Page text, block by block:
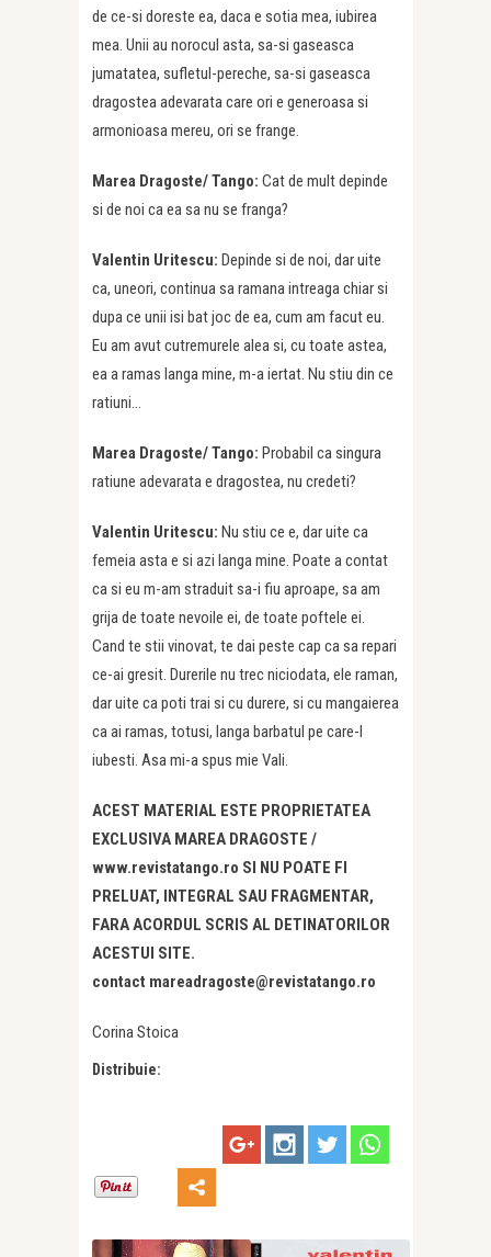
de ce-si doreste ea, daca e sotia mea, iubirea
mea. Unii au norocul asta, sa-si gaseasca
jumatatea, sufletul-pereche, sa-si gaseasca
dragostea adevarata care ori e generoasa si
armonioasa mereu, ori se frange.
Marea Dragoste/ Tango: Cat de mult depinde
si de noi ca ea sa nu se franga?
Valentin Uritescu: Depinde si de noi, dar uite
ca, uneori, continua sa ramana intreaga chiar si
dupa ce unii isi bat joc de ea, cum am facut eu.
Eu am avut cutremurele alea si, cu toate astea,
ea a ramas langa mine, m-a iertat. Nu stiu din ce
ratiuni…
Marea Dragoste/ Tango: Probabil ca singura
ratiune adevarata e dragostea, nu credeti?
Valentin Uritescu: Nu stiu ce e, dar uite ca
femeia asta e si azi langa mine. Poate a contat
ca si eu m-am straduit sa-i fiu aproape, sa am
grija de toate nevoile ei, de toate poftele ei.
Cand te stii vinovat, te dai peste cap ca sa repari
ce-ai gresit. Durerile nu trec niciodata, ele raman,
dar uite ca poti trai si cu durere, si cu mangaierea
ca ai ramas, totusi, langa barbatul pe care-l
iubesti. Asa mi-a spus mie Vali.
ACEST MATERIAL ESTE PROPRIETATEA
EXCLUSIVA MAREA DRAGOSTE /
www.revistatango.ro SI NU POATE FI
PRELUAT, INTEGRAL SAU FRAGMENTAR,
FARA ACORDUL SCRIS AL DETINATORILOR
ACESTUI SITE.
contact mareadragoste@revistatango.ro
Corina Stoica
Distribuie: